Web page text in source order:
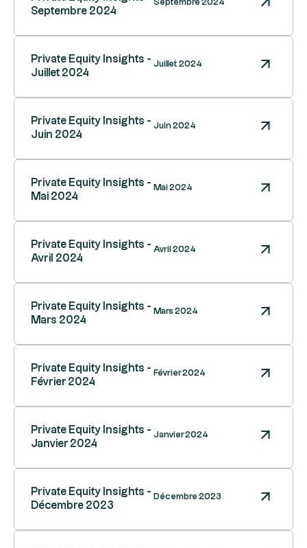
Septembre 2024
Septembre 2024
Private Equity Insights -
Juillet 2024
Juillet 2024
Private Equity Insights -
Juin 2024
Juin 2024
Private Equity Insights -
Mai 2024
Mai 2024
Private Equity Insights -
Avril 2024
Avril 2024
Private Equity Insights -
Mars 2024
Mars 2024
Private Equity Insights -
Février 2024
Février 2024
Private Equity Insights -
Janvier 2024
Janvier 2024
Private Equity Insights -
Décembre 2023
Décembre 2023